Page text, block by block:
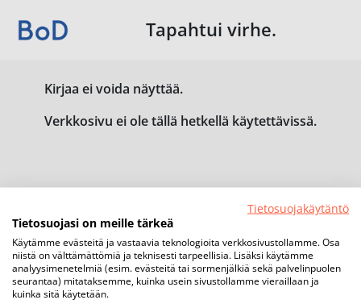
Tapahtui virhe.
Kirjaa ei voida näyttää.
Verkkosivu ei ole tällä hetkellä käytettävissä.
Tietosuojakäytäntö
Tietosuojasi on meille tärkeä
Käytämme evästeitä ja vastaavia teknologioita verkkosivustollamme. Osa
niistä on välttämättömiä ja teknisesti tarpeellisia. Lisäksi käytämme
analyysimenetelmiä (esim. evästeitä tai sormenjälkiä sekä palvelinpuolen
seurantaa) mitataksemme, kuinka usein sivustollamme vieraillaan ja
kuinka sitä käytetään.